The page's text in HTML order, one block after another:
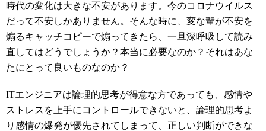
時代の変化は大きな不安があります。今のコロナウイルス
だって不安しかありません。そんな時に、変な輩が不安を
煽るキャッチコピーで煽ってきたら、一旦深呼吸して読み
直してはどうでしょうか？本当に必要なのか？それはあな
たにとって良いものなのか？
ITエンジニアは論理的思考が得意な方であっても、感情や
ストレスを上手にコントロールできないと、論理的思考よ
り感情の爆発が優先されてしまって、正しい判断ができな